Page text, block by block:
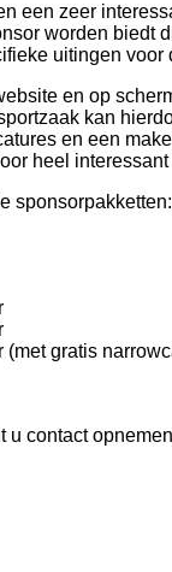
een zeer
worden biedt
uitingen voor
en op
kan
en een
heel
sponsorpakketten:
gratis
contact